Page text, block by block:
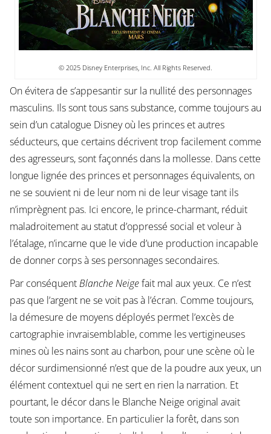
© 2025 Disney Enterprises, Inc. All Rights Reserved.
On évitera de s’appesantir sur la nullité des personnages
masculins. Ils sont tous sans substance, comme toujours au
sein d’un catalogue Disney où les princes et autres
séducteurs, que certains décrivent trop facilement comme
des agresseurs, sont façonnés dans la mollesse. Dans cette
longue lignée des princes et personnages équivalents, on
ne se souvient ni de leur nom ni de leur visage tant ils
n’imprègnent pas. Ici encore, le prince-charmant, réduit
maladroitement au statut d’oppressé social et voleur à
l’étalage, n’incarne que le vide d’une production incapable
de donner corps à ses personnages secondaires.
Par conséquentBlanche Neigefait mal aux yeux. Ce n’est
pas que l’argent ne se voit pas à l’écran. Comme toujours,
la démesure de moyens déployés permet l’excès de
cartographie invraisemblable, comme les vertigineuses
mines où les nains sont au charbon, pour une scène où le
décor surdimensionné n’est que de la poudre aux yeux, un
élément contextuel qui ne sert en rien la narration. Et
pourtant, le décor dans le Blanche Neige original avait
toute son importance. En particulier la forêt, dans son